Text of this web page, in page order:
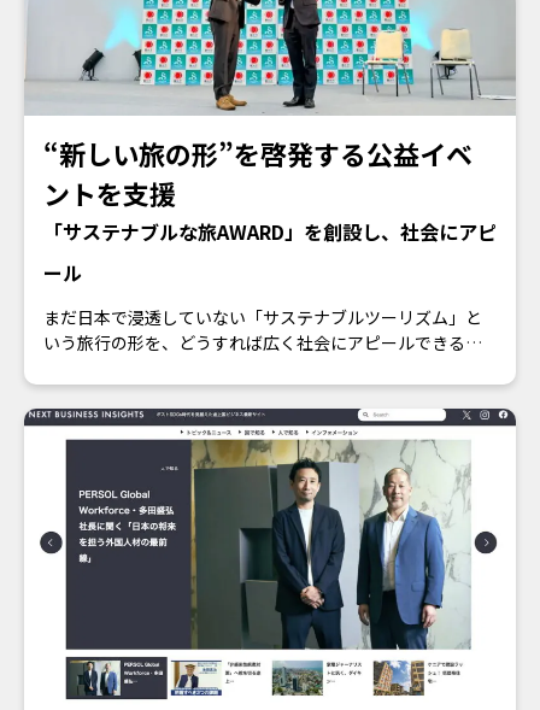
『酒噺』 https://sakabanashi.takarashuzo.co.jp/
“新しい旅の形”を啓発する公益イベ
ントを支援
「サステナブルな旅AWARD」を創設し、社会にアピ
ール
まだ日本で浸透していない「サステナブルツーリズム」と
いう旅行の形を、どうすれば広く社会にアピールできるの
パブリッシングが提案したのは、持続可能な観光を実践す
る旅行商品を表彰する「サステナブルな旅AWARD」の創
設。この観光業界の盛り上げに貢献する一大イベントの企
画・運営から広報までを担いました。
サステナブルな旅AWARD
https://www.mlit.go.jp/kankocho/sustainable_award/